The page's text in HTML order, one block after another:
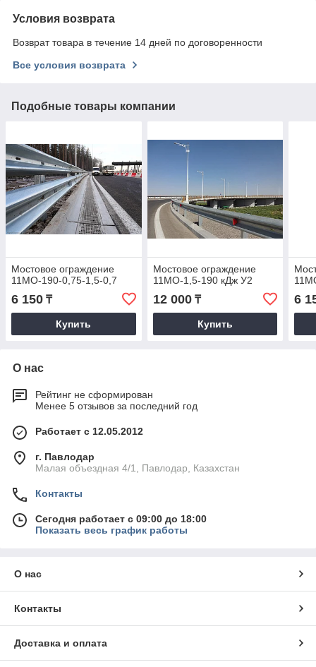
Условия возврата
Возврат товара в течение 14 дней по договоренности
Все условия возврата
Подобные товары компании
Мостовое ограждение
11МО-190-0,75-1,5-0,7
6 150 ₸
Купить
Мостовое ограждение
11МО-1,5-190 кДж У2
12 000₸
Купить
6
О нас
Рейтинг не сформирован
Менее 5 отзывов за последний год
Работает с 12.05.2012
г. Павлодар
Малая объездная 4/1, Павлодар, Казахстан
Контакты
Сегодня работает с 09:00 до 18:00
Показать весь график работы
О нас
Контакты
Доставка и оплата